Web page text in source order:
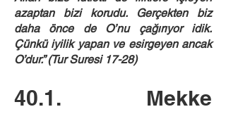
azaptan bizi korudu. Gerçekten biz
daha önce de O’nu çağırıyor idik.
Çünkü iyilik yapan ve esirgeyen ancak
O’dur.” (Tur Suresi 17-28)
40.1. Mekke